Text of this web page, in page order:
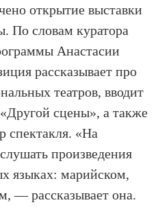
открытие выставки
По словам куратора
Анастасии
рассказывает про
театров, вводит
«Другой сцены», а также
спектакля. «На
произведения
языках: марийском,
— рассказывает она.